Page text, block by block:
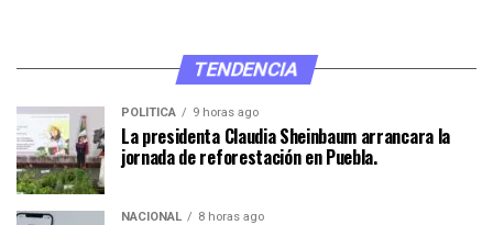
TENDENCIA
POLÍTICA 9 horas ago
La presidenta Claudia Sheinbaum arrancara la
jornada de reforestación en Puebla.
NACIONAL 8 horas ago